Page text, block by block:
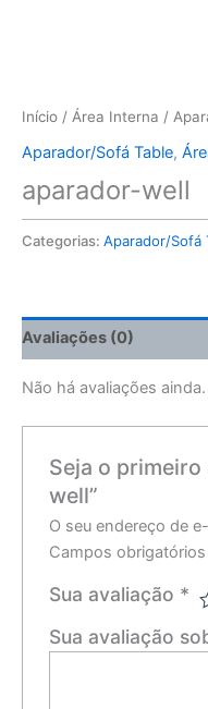
Início / Área Interna /
Aparador/Sofá Table,
aparador-well
Categorias: Aparador/Sofá
Avaliações (0)
Não há avaliações ainda.
Seja o
well”
O seu endereço de
Campos
Sua avaliação *
Sua avaliação